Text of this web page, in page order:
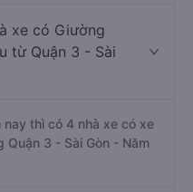
xe có Giường
từ Quận 3 - Sài
thì có 4 nhà xe có xe
3 - Sài Gòn - Năm